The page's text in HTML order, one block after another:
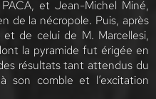
et Jean-Michel Miné,
de la nécropole. Puis, après
de celui de M. Marcellesi,
la pyramide fut érigée en
résultats tant attendus du
son comble et l’excitation